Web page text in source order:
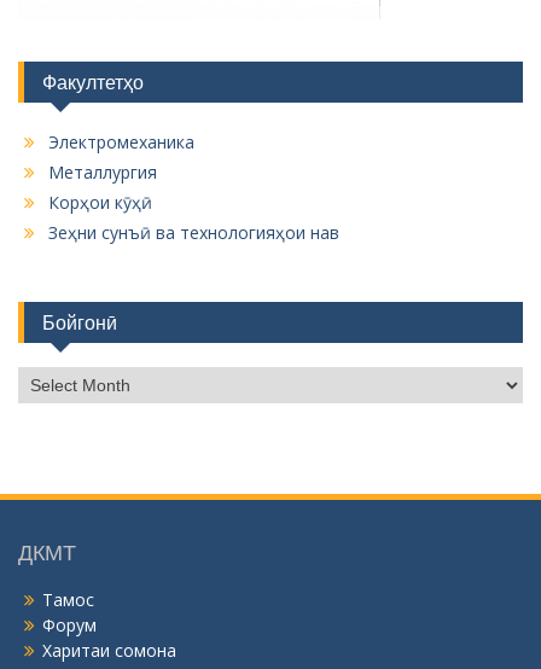
Факултетҳо
Электромеханика
Металлургия
Корҳои кӯҳӣ
Зеҳни сунъӣ ва технологияҳои нав
Бойгонӣ
о
н
ДКМТ
Тамос
Форум
Харитаи сомона